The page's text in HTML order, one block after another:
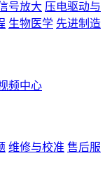
号放大 压电驱动与
生物医学 先进制造
频中心
维修与校准 售后服